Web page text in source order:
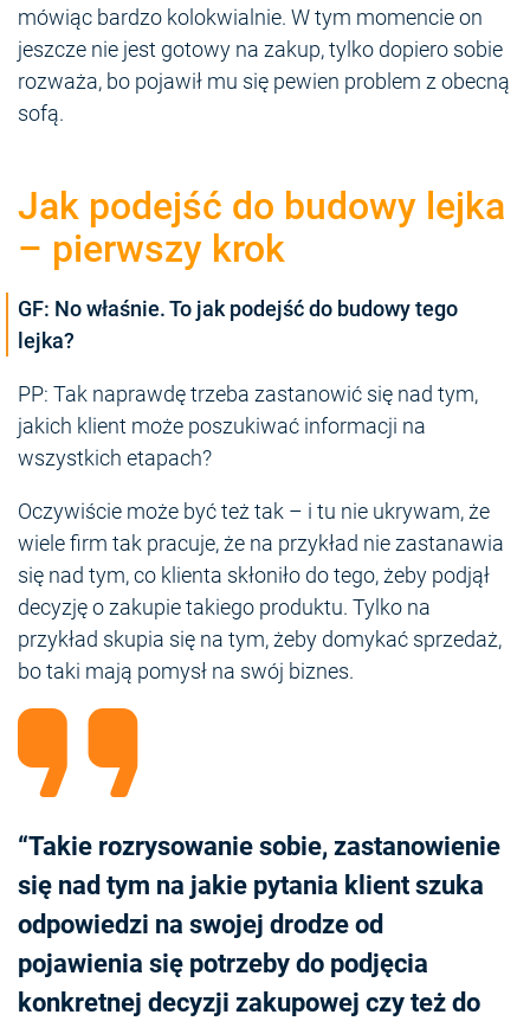
mówiąc bardzo kolokwialnie. W tym momencie on
jeszcze nie jest gotowy na zakup, tylko dopiero sobie
rozważa, bo pojawił mu się pewien problem z obecną
sofą.
Jak podejść do budowy lejka
– pierwszy krok
GF: No właśnie. To jak podejść do budowy tego
lejka?
PP: Tak naprawdę trzeba zastanowić się nad tym,
jakich klient może poszukiwać informacji na
wszystkich etapach?
Oczywiście może być też tak – i tu nie ukrywam, że
wiele firm tak pracuje, że na przykład nie zastanawia
się nad tym, co klienta skłoniło do tego, żeby podjął
decyzję o zakupie takiego produktu. Tylko na
przykład skupia się na tym, żeby domykać sprzedaż,
bo taki mają pomysł na swój biznes.
“Takie rozrysowanie sobie, zastanowienie
się nad tym na jakie pytania klient szuka
odpowiedzi na swojej drodze od
pojawienia się potrzeby do podjęcia
konkretnej decyzji zakupowej czy też do